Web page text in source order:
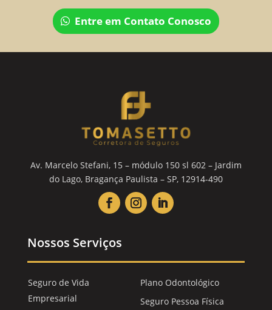
Entre em Contato Conosco
Av. Marcelo Stefani, 15 – módulo 150 sl 602 – Jardim
do Lago, Bragança Paulista – SP, 12914-490
Nossos Serviços
Seguro de Vida
Empresarial
Plano Odontológico
Seguro Pessoa Física